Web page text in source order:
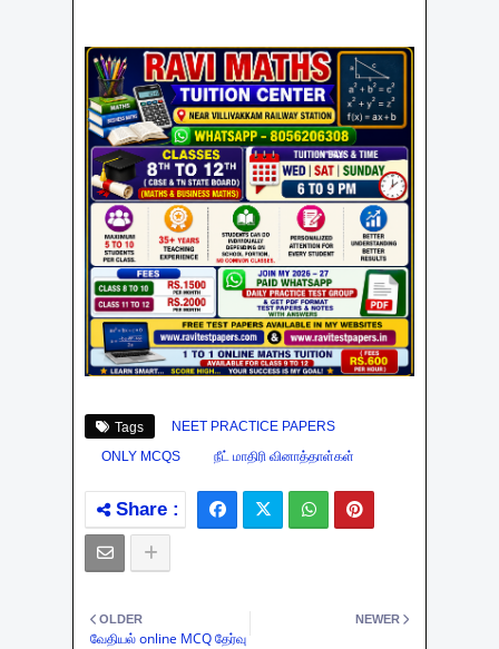
Tags
NEET PRACTICE PAPERS
ONLY MCQS
நீட் மாதிரி வினாத்தாள்கள்
NEWER
OLDER
வேதியல் online MCQ தேர்வு